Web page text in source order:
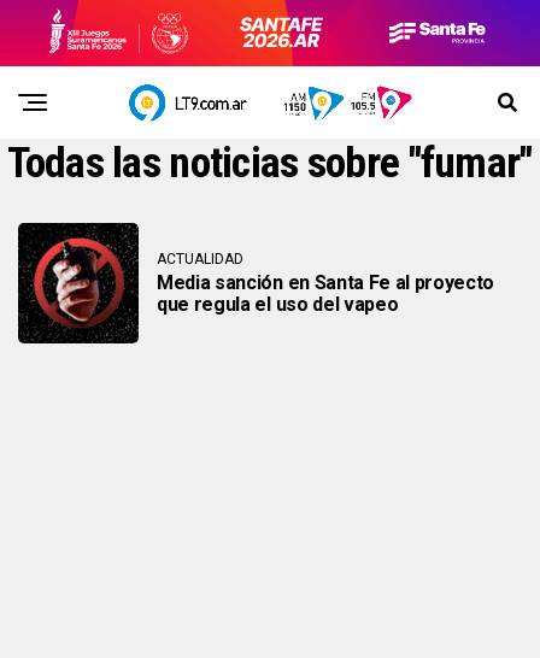
Todas las noticias sobre "fumar"
ACTUALIDAD
Media sanción en Santa Fe al proyecto
que regula el uso del vapeo